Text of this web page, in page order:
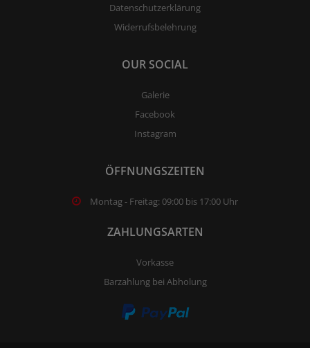
Datenschutzerklärung
Widerrufsbelehrung
OUR SOCIAL
Galerie
Facebook
Instagram
ÖFFNUNGSZEITEN
Montag - Freitag: 09:00 bis 17:00 Uhr
ZAHLUNGSARTEN
Vorkasse
Barzahlung bei Abholung